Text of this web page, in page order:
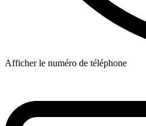
Afficher le numéro de téléphone